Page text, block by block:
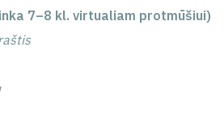
7–8 kl. virtualiam protmūšiui)